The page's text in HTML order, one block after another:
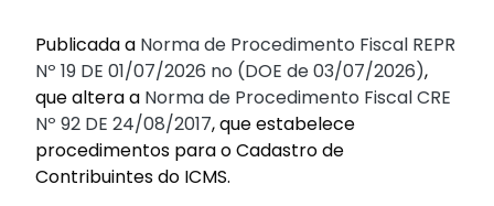
Publicada a Norma de Procedimento Fiscal REPR
Nº 19 DE 01/07/2026 no (DOE de 03/07/2026),
que altera a Norma de Procedimento Fiscal CRE
Nº 92 DE 24/08/2017, que estabelece
procedimentos para o Cadastro de
Contribuintes do ICMS.